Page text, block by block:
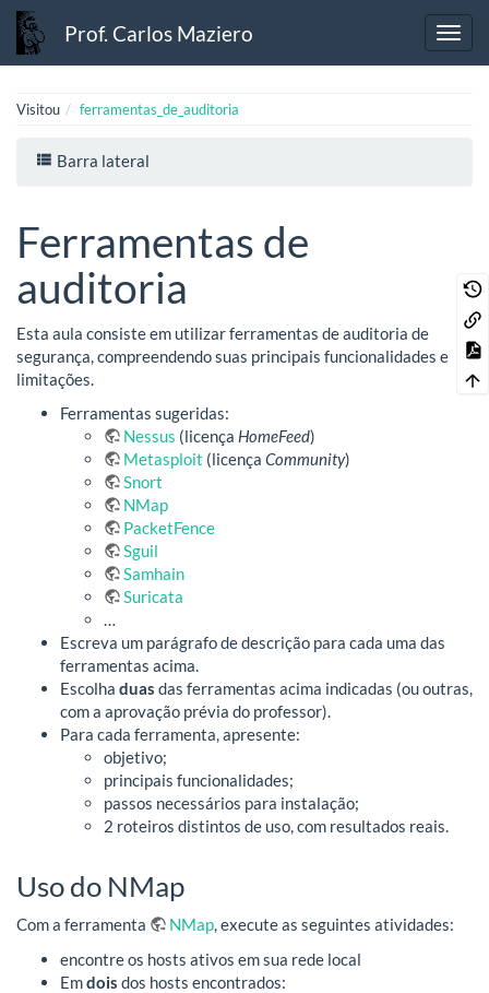
Prof. Carlos Maziero
Visitou ferramentas_de_auditoria
Barra lateral
Ferramentas de
auditoria
Esta aula consiste em utilizar ferramentas de auditoria de
segurança, compreendendo suas principais funcionalidades e
limitações.
Ferramentas sugeridas:
Nessus (licença HomeFeed)
Metasploit (licença Community)
Snort
NMap
PacketFence
Sguil
Samhain
Suricata
…
Escreva um parágrafo de descrição para cada uma das
ferramentas acima.
Escolha duas das ferramentas acima indicadas (ou outras,
com a aprovação prévia do professor).
Para cada ferramenta, apresente:
objetivo;
principais funcionalidades;
passos necessários para instalação;
2 roteiros distintos de uso, com resultados reais.
Uso do NMap
Com a ferramenta NMap, execute as seguintes atividades:
encontre os hosts ativos em sua rede local
Emdois dos hosts encontrados: